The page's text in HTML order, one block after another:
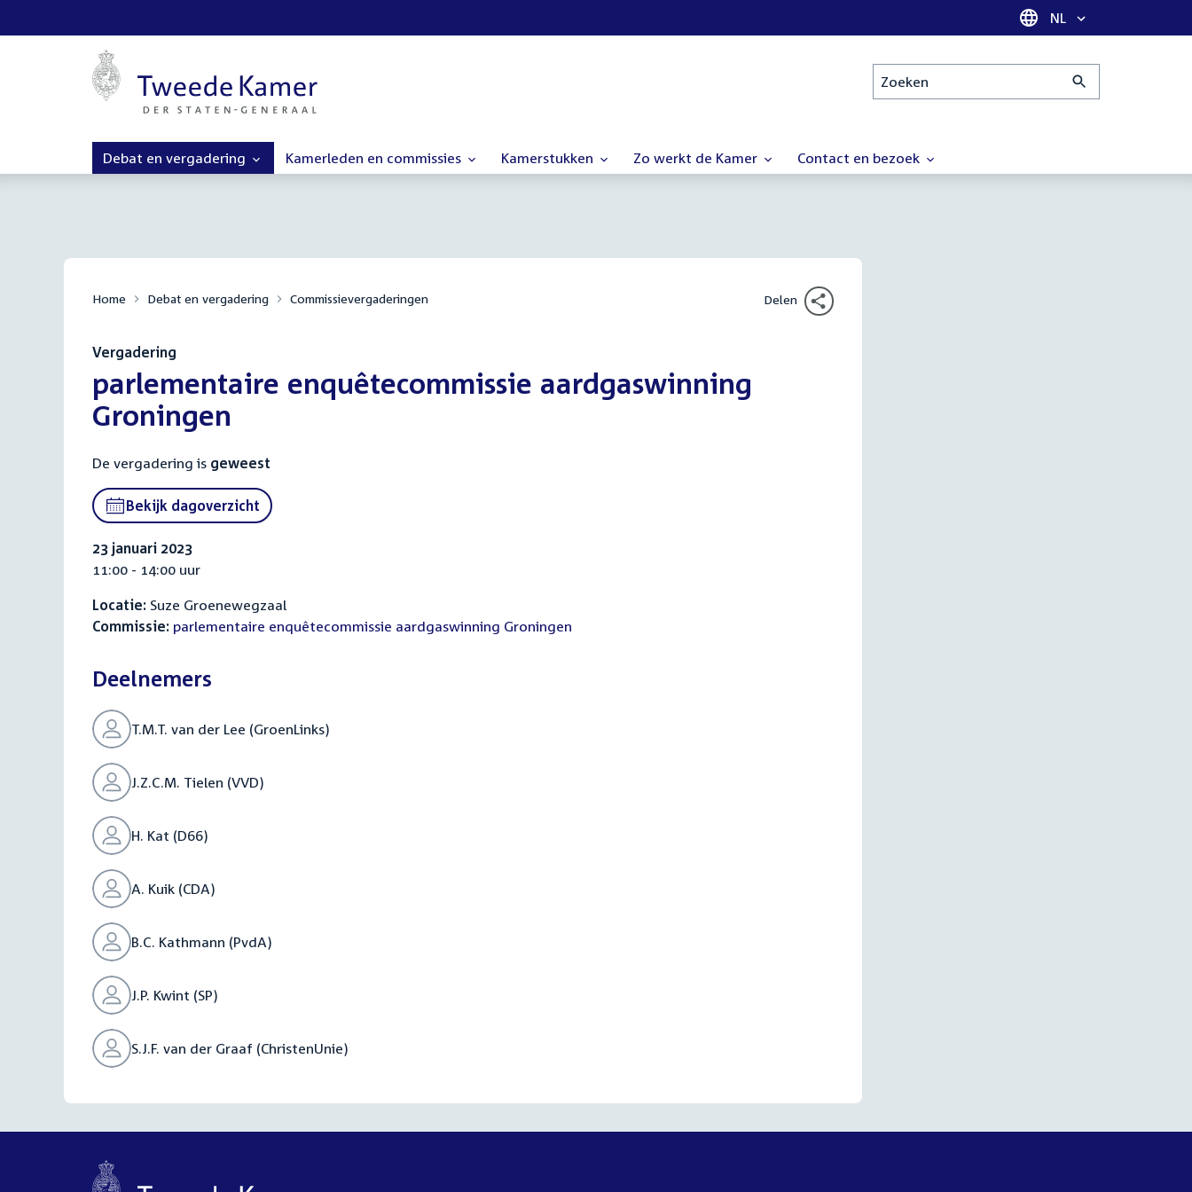
Taal selectie
NL
Zoeken
Debat en vergadering Kamerleden en commissies Kamerstukken Zo werkt de Kamer Contact en bezoek
Home Debat en vergadering Commissievergaderingen Delen
Vergadering
:parlementaire enquêtecommissie aardgaswinning
Groningen
De vergadering is geweest
Bekijk dagoverzicht
23 januari 2023
11:00 - 14:00 uur
Locatie: Suze Groenewegzaal
Commissie: parlementaire enquêtecommissie aardgaswinning Groningen
Deelnemers
T.M.T. van der Lee (GroenLinks)
J.Z.C.M. Tielen (VVD)
H. Kat (D66)
A. Kuik (CDA)
B.C. Kathmann (PvdA)
J.P. Kwint (SP)
S.J.F. van der Graaf (ChristenUnie)